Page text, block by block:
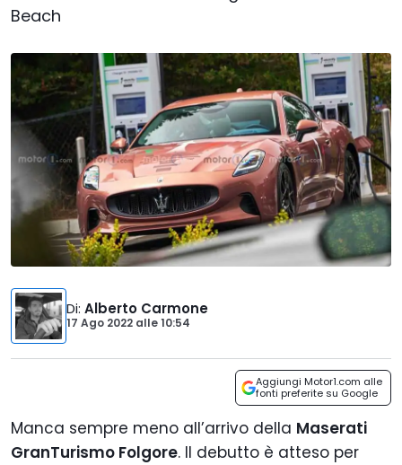
Beach
Di: Alberto Carmone
17 Ago 2022 alle10:54
Aggiungi Motor1.com alle
fonti preferite su Google
Manca sempre meno all’arrivo della Maserati
GranTurismo Folgore. Il debutto è atteso per